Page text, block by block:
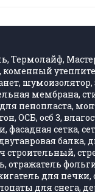
Термолайф,
шумоизолятор,
мембрана,
пенопласта,
ОСБ, осб 3,
сетка,
балка,
отражатель
для
для снега,